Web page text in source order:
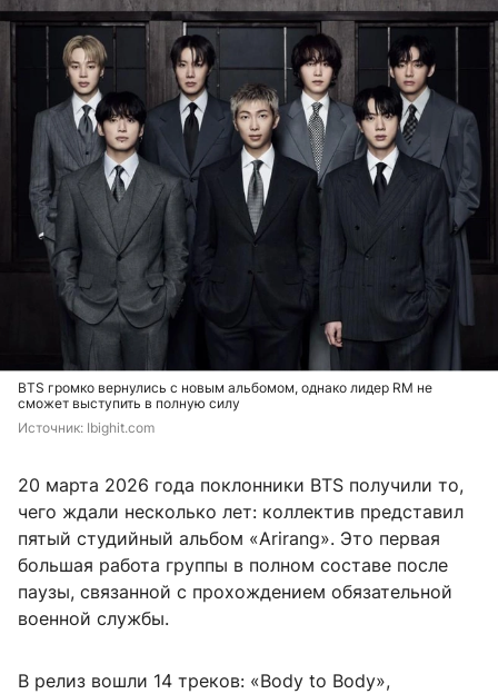
BTS громко вернулись с новым альбомом, однако лидер RM не
сможет выступить в полную силу
Источник: Ibighit.com
20 марта 2026 года поклонники BTS получили то,
чего ждали несколько лет: коллектив представил
пятый студийный альбом «Arirang». Это первая
большая работа группы в полном составе после
паузы, связанной с прохождением обязательной
военной службы.
В релиз вошли 14 треков: «Body to Body»,